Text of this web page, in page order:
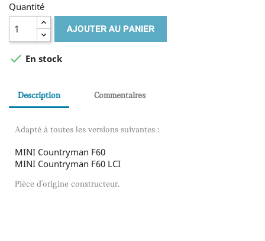
Quantité
AJOUTER AU PANIER
 En stock
Description Commentaires
Adapté à toutes les versions suivantes :
MINI Countryman F60
MINI Countryman F60 LCI
Pièce d'origine constructeur.